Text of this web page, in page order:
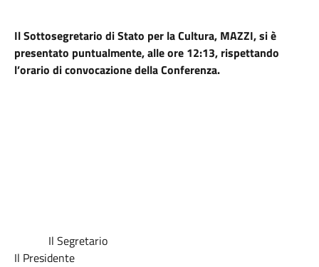
Il Sottosegretario di Stato per la Cultura, MAZZI, si è
presentato puntualmente, alle ore 12:13, rispettando
l’orario di convocazione della Conferenza.
Il Segretario
Il Presidente